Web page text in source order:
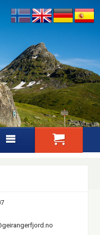
NynorskEnglishDeutschEspañol